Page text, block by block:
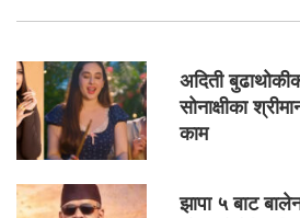
अदिती
सोनाक्षीका
काम
झापा ५ बाट